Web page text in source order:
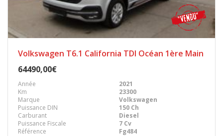
Volkswagen T6.1 California TDI Océan 1ère Main
64490,00€
Année
2021
Km
23300
Marque
Volkswagen
Puissance DIN
150 Ch
Carburant
Diesel
Puissance Fiscale
7 Cv
Référence
Fg484